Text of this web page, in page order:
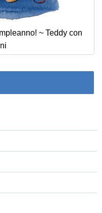
~ Teddy con